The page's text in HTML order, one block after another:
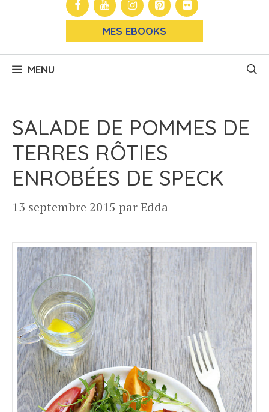
MES EBOOKS
MENU
SALADE DE POMMES DE
TERRES RÔTIES
ENROBÉES DE SPECK
13 septembre 2015 parEdda